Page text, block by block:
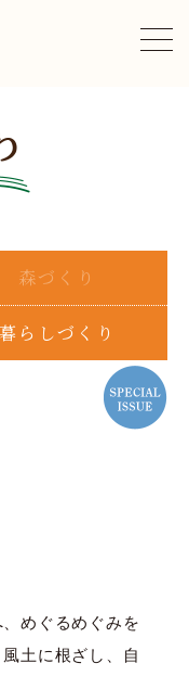
森づくり
暮らしづくり
めぐるめぐみを
土に根ざし、自